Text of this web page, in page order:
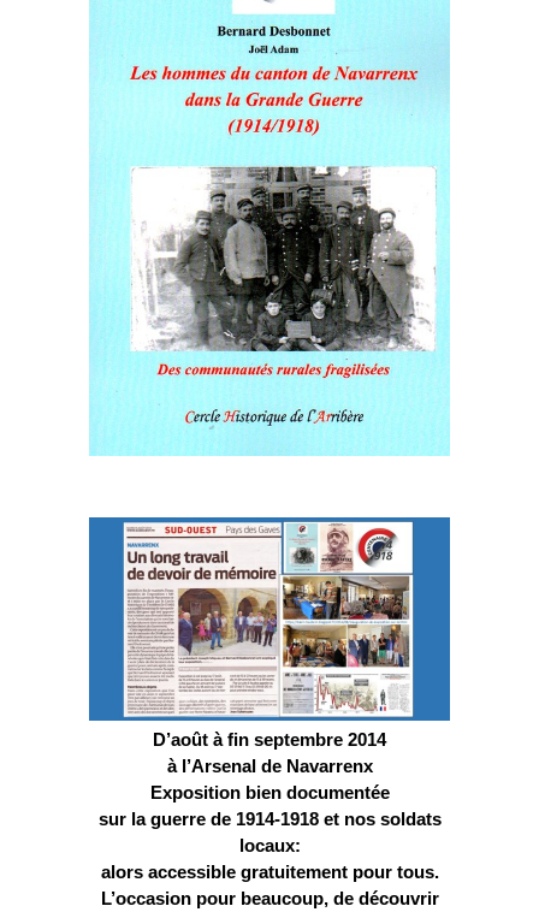
D’août à fin septembre 2014
à l’Arsenal de Navarrenx
Exposition bien documentée
sur la guerre de 1914-1918 et nos soldats
locaux:
alors accessible gratuitement pour tous.
L’occasion pour beaucoup, de découvrir